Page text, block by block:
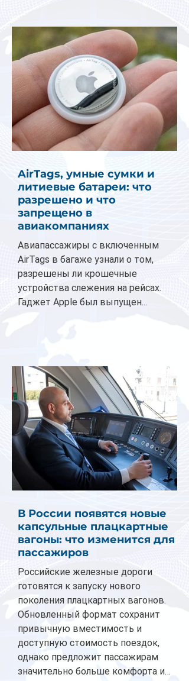
AirTags, умные сумки и
литиевые батареи: что
разрешено и что
запрещено в
авиакомпаниях
Авиапассажиры с включенным
AirTags в багаже узнали о том,
разрешены ли крошечные
устройства слежения на рейсах.
Гаджет Apple был выпущен...
В России появятся новые
капсульные плацкартные
вагоны: что изменится для
пассажиров
Российские железные дороги
готовятся к запуску нового
поколения плацкартных вагонов.
Обновленный формат сохранит
привычную вместимость и
доступную стоимость поездок,
однако предложит пассажирам
значительно больше комфорта и